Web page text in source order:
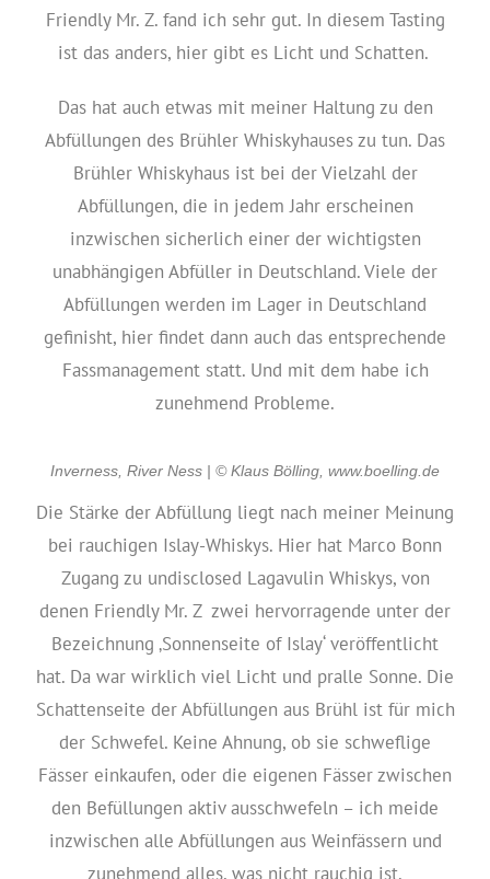
Friendly Mr. Z. fand ich sehr gut. In diesem Tasting
ist das anders, hier gibt es Licht und Schatten.
Das hat auch etwas mit meiner Haltung zu den
Abfüllungen des Brühler Whiskyhauses zu tun. Das
Brühler Whiskyhaus ist bei der Vielzahl der
Abfüllungen, die in jedem Jahr erscheinen
inzwischen sicherlich einer der wichtigsten
unabhängigen Abfüller in Deutschland. Viele der
Abfüllungen werden im Lager in Deutschland
gefinisht, hier findet dann auch das entsprechende
Fassmanagement statt. Und mit dem habe ich
zunehmend Probleme.
Inverness, River Ness | © Klaus Bölling, www.boelling.de
Die Stärke der Abfüllung liegt nach meiner Meinung
bei rauchigen Islay-Whiskys. Hier hat Marco Bonn
Zugang zu undisclosed Lagavulin Whiskys, von
denen Friendly Mr. Z zwei hervorragende unter der
Bezeichnung ‚Sonnenseite of Islay‘ veröffentlicht
hat. Da war wirklich viel Licht und pralle Sonne. Die
Schattenseite der Abfüllungen aus Brühl ist für mich
der Schwefel. Keine Ahnung, ob sie schweflige
Fässer einkaufen, oder die eigenen Fässer zwischen
den Befüllungen aktiv ausschwefeln – ich meide
inzwischen alle Abfüllungen aus Weinfässern und
zunehmend alles, was nicht rauchig ist.